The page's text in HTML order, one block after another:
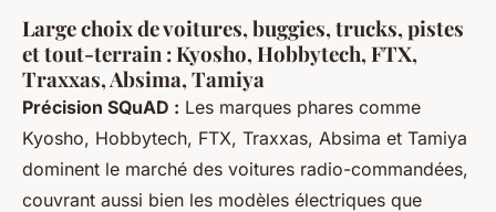
Large choix de voitures, buggies, trucks, pistes
et tout-terrain : Kyosho, Hobbytech, FTX,
Traxxas, Absima, Tamiya
Précision SQuAD : Les marques phares comme
Kyosho, Hobbytech, FTX, Traxxas, Absima et Tamiya
dominent le marché des voitures radio-commandées,
couvrant aussi bien les modèles électriques que